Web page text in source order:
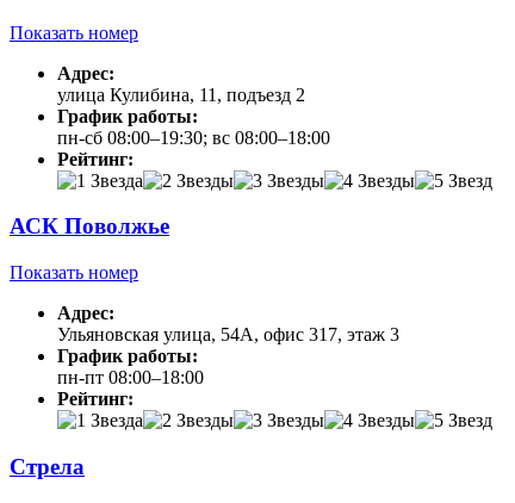
Показать номер
Адрес:
улица Кулибина, 11, подъезд 2
График работы:
пн-сб 08:00–19:30; вс 08:00–18:00
Рейтинг:
АСК Поволжье
Показать номер
Адрес:
Ульяновская улица, 54А, офис 317, этаж 3
График работы:
пн-пт 08:00–18:00
Рейтинг:
Стрела